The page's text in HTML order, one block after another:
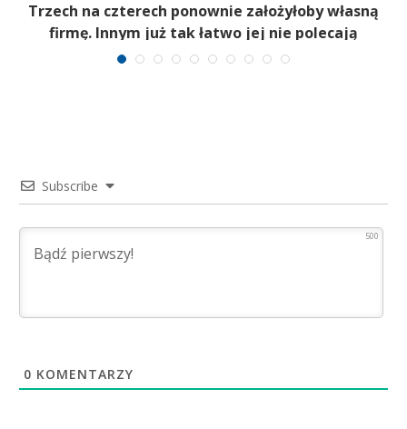
Trzech na czterech ponownie założyłoby własną
firmę. Innym już tak łatwo jej nie polecają
Subscribe
500
0 KOMENTARZY